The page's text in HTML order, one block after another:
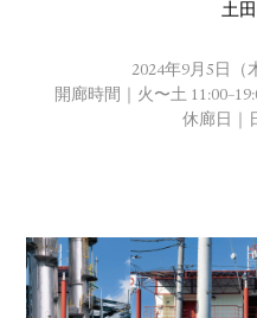
土
2024年9月5日（
開廊時間｜火〜土
休廊日｜
ABOUT
ABOUT US LOCATIONS
TWITTER
FACEBOOK
YOUTUBE